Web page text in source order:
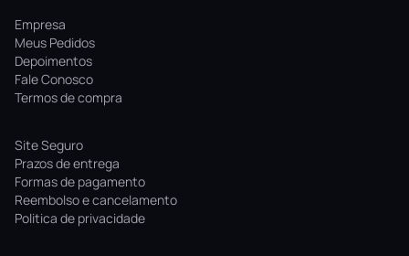
Empresa
Meus Pedidos
Depoimentos
Fale Conosco
Termos de compra
Site Seguro
Prazos de entrega
Formas de pagamento
Reembolso e cancelamento
Politica de privacidade